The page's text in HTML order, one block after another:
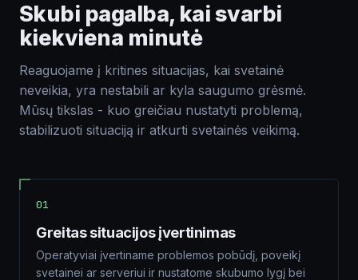
Tel. nr.
Komentarai apie projektą
Siųsti
Skubi pagalba, kai svarbi
kiekviena minutė
Reaguojame į kritines situacijas, kai svetainė
neveikia, yra nestabili ar kyla saugumo grėsmė.
Mūsų tikslas - kuo greičiau nustatyti problemą,
stabilizuoti situaciją ir atkurti svetainės veikimą.
01
Greitas situacijos įvertinimas
Operatyviai įvertiname problemos pobūdį, poveikį
svetainei ar serveriui ir nustatome skubumo lygį bei